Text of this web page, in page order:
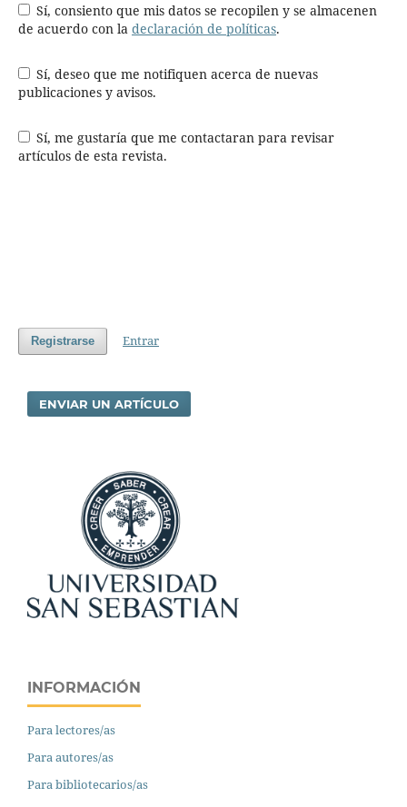
Sí, consiento que mis datos se recopilen y se almacenen
de acuerdo con la declaración de políticas.
Sí, deseo que me notifiquen acerca de nuevas
publicaciones y avisos.
Sí, me gustaría que me contactaran para revisar
artículos de esta revista.
Registrarse Entrar
ENVIAR UN ARTÍCULO
INFORMACIÓN
Para lectores/as
Para autores/as
Para bibliotecarios/as